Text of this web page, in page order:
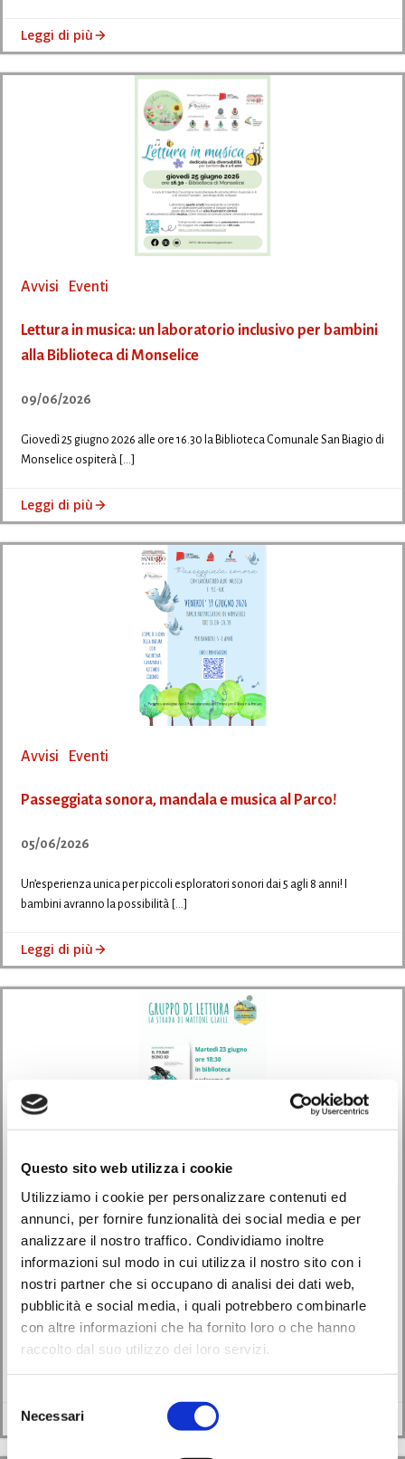
Questo sito web utilizza i cookie
Utilizziamo i cookie per personalizzare contenuti ed
annunci, per fornire funzionalità dei social media e per
analizzare il nostro traffico. Condividiamo inoltre
informazioni sul modo in cui utilizza il nostro sito con i
nostri partner che si occupano di analisi dei dati web,
pubblicità e social media, i quali potrebbero combinarle
con altre informazioni che ha fornito loro o che hanno
raccolto dal suo utilizzo dei loro servizi.
del
consenso
Necessari
Leggi di più
Avvisi Eventi
Lettura in musica: un laboratorio inclusivo per bambini
alla Biblioteca di Monselice
09/06/2026
Giovedì 25 giugno 2026 alle ore 16.30 la Biblioteca Comunale San Biagio di
Monselice ospiterà […]
Leggi di più
Avvisi Eventi
Passeggiata sonora, mandala e musica al Parco!
05/06/2026
Un’esperienza unica per piccoli esploratori sonori dai 5 agli 8 anni! I
bambini avranno la possibilità […]
Leggi di più
Avvisi Eventi
Il gruppo di lettura incontra l’autore Alessandro
Tasinato
30/05/2026
Un nuovo appuntamento per il gruppo di lettura “La strada di mattoni
gialli” della Biblioteca […]
Leggi di più